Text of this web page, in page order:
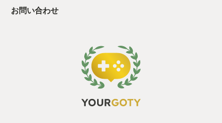
お問い合わせ